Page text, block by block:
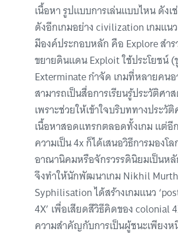
เนื้อหา รูปแบบการเล่นแบบไหน ดังเ
ดังอีกเกมอย่าง civilization เกมแน
มีองค์ประกอบหลัก คือ Explore สำ
ขยายดินแดน Exploit ใช้ประโยชน์ (
Exterminate กำจัด เกมที่หลายคนอ
สามารถเป็นสื่อการเรียนรู้ประวัติศา
เพราะช่วยให้เข้าใจบริบททางประวั
เนื้อหาสอดแทรกตลอดทั้งเกม แต่อี
ความเป็น 4x ก็ได้เสนอวิธีการมองโ
อาณานิคมหรือจักรวรรดินิยมเป็นห
จึงทำให้นักพัฒนาเกม Nikhil
Syphilisation ได้สร้างเกมแนว
4X’ เพื่อเสียดสีวิธีคิดของ colonial
ความสำคัญกับการเป็นผู้ชนะเพียงห